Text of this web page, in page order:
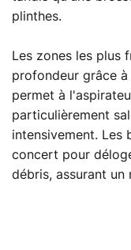
plinthes.
Les zones les plus
profondeur grâce
permet à
particulièrement
intensivement. Les
concert pour
débris, assurant